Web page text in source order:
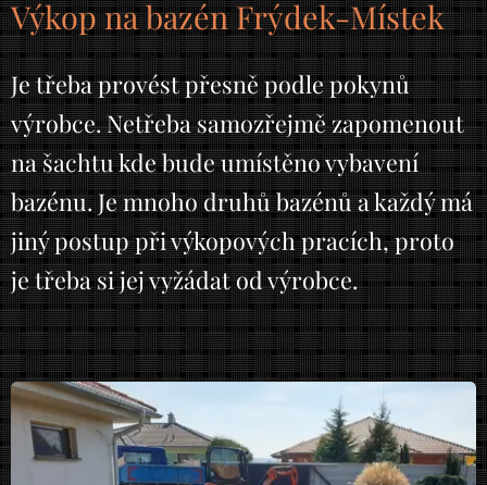
Výkop na bazén Frýdek-Místek
Je třeba provést přesně podle pokynů
výrobce. Netřeba samozřejmě zapomenout
na šachtu kde bude umístěno vybavení
bazénu. Je mnoho druhů bazénů a každý má
jiný postup při výkopových pracích, proto
je třeba si jej vyžádat od výrobce.